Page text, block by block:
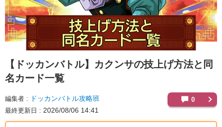
【ドッカンバトル】 カクンサの技上げ方法と同
名カード一覧
編集者 ドッカンバトル攻略班
最終更新日 2026/08/06 14:41
0